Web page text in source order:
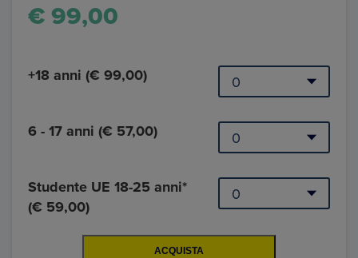
€ 99,00
+18 anni (€ 99,00)
6 - 17 anni (€ 57,00)
Studente UE 18-25 anni*
(€ 59,00)